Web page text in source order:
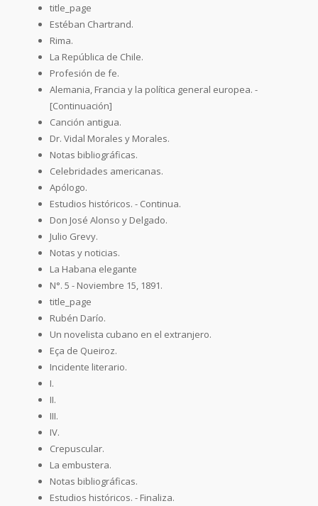
title_page
Estéban Chartrand.
Rima.
La República de Chile.
Profesión de fe.
Alemania, Francia y la política general europea. -
[Continuación]
Canción antigua.
Dr. Vidal Morales y Morales.
Notas bibliográficas.
Celebridades americanas.
Apólogo.
Estudios históricos. - Continua.
Don José Alonso y Delgado.
Julio Grevy.
Notas y noticias.
La Habana elegante
N°. 5 - Noviembre 15, 1891.
title_page
Rubén Darío.
Un novelista cubano en el extranjero.
Eça de Queiroz.
Incidente literario.
I.
II.
III.
IV.
Crepuscular.
La embustera.
Notas bibliográficas.
Estudios históricos. - Finaliza.